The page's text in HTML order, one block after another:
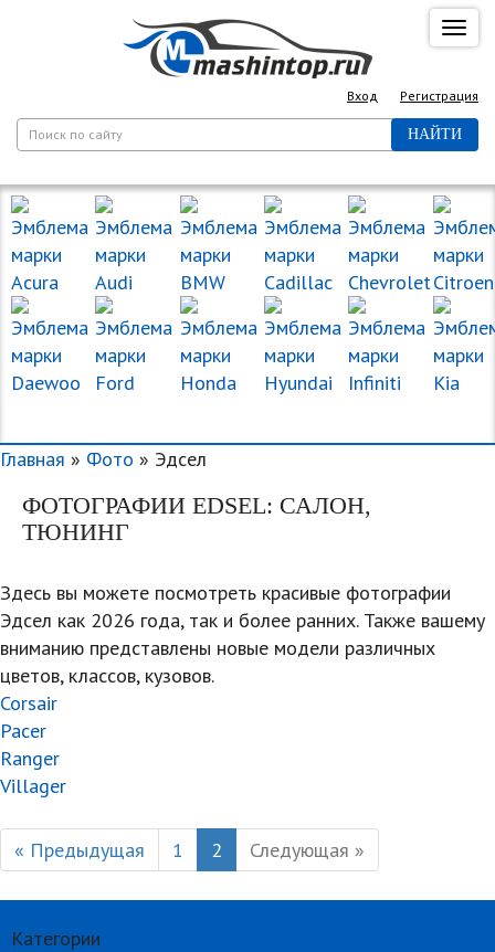
Вход Регистрация
НАЙТИ
Главная » Фото » Эдсел
ФОТОГРАФИИ EDSEL: САЛОН,
ТЮНИНГ
Здесь вы можете посмотреть красивые фотографии
Эдсел как 2026 года, так и более ранних. Также вашему
вниманию представлены новые модели различных
цветов, классов, кузовов.
Corsair
Pacer
Ranger
Villager
« Предыдущая 1 2 Следующая »
Категории